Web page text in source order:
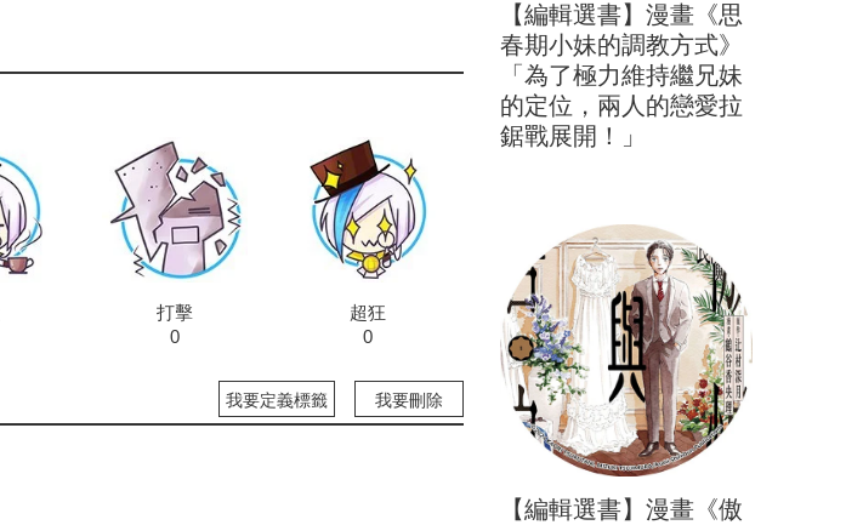
打擊
0
超狂
0
我要定義標籤 我要刪除
【編輯選書】漫畫《思
春期小妹的調教方式》
「為了極力維持繼兄妹
的定位，兩人的戀愛拉
鋸戰展開！」
【編輯選書】漫畫《傲